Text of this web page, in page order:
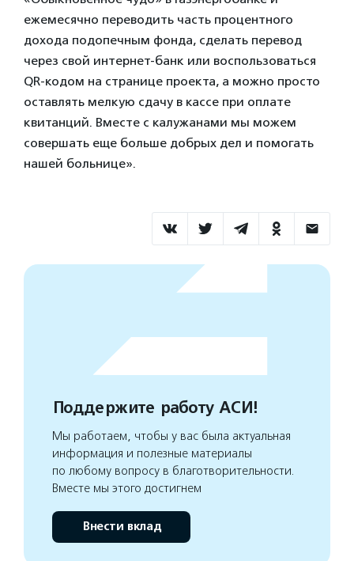
ежемесячно переводить часть процентного
дохода подопечным фонда, сделать перевод
через свой интернет-банк или воспользоваться
QR-кодом на странице проекта, а можно просто
оставлять мелкую сдачу в кассе при оплате
квитанций. Вместе с калужанами мы можем
совершать еще больше добрых дел и помогать
нашей больнице».
Поддержите работу АСИ!
Мы работаем, чтобы у вас была актуальная
информация и полезные материалы
по любому вопросу в благотворительности.
Вместе мы этого достигнем
Внести вклад